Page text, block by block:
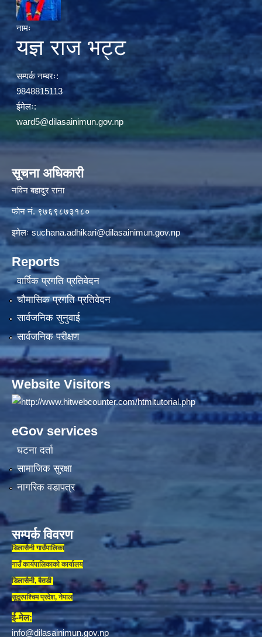
नामः
यज्ञ राज भट्ट
सम्पर्क नम्बरः:
9848815113
ईमेलः:
ward5@dilasainimun.gov.np
सूचना अधिकारी
नविन बहादुर राना
फाेन नं. ९७६९८७३१८०
इमेलःsuchana.adhikari@dilasainimun.gov.np
Reports
वार्षिक प्रगति प्रतिवेदन
चौमासिक प्रगति प्रतिवेदन
सार्वजनिक सुनुवाई
सार्वजनिक परीक्षण
Website Visitors
eGov services
घटना दर्ता
सामाजिक सुरक्षा
नागरिक वडापत्र
सम्पर्क विवरण
डिलासैनी गाउँपालिका
गाउँ कार्यपालिकाकाे कार्यालय
डिलासैनी, बैतडी
सुदूरपश्चिम प्रदेश, नेपाल
ई-मेल:
info@dilasainimun.gov.np